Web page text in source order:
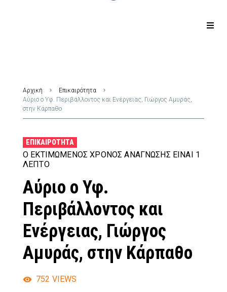
Αρχική
Επικαιρότητα
Αύριο ο Υφ. Περιβάλλοντος και Ενέργειας, Γιώργος Αμυράς,
στην Κάρπαθο
ΕΠΙΚΑΙΡΌΤΗΤΑ
Ο ΕΚΤΙΜΏΜΕΝΟΣ ΧΡΌΝΟΣ ΑΝΆΓΝΩΣΗΣ ΕΊΝΑΙ 1
ΛΕΠΤΌ
Αύριο ο Υφ.
Περιβάλλοντος και
Ενέργειας, Γιώργος
Αμυράς, στην Κάρπαθο
752 VIEWS